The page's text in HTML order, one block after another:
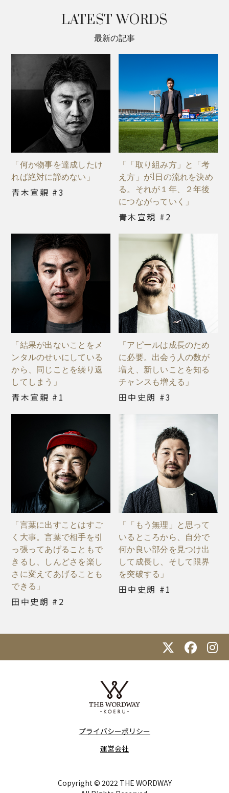
LATEST WORDS
最新の記事
「何か物事を達成したけ
れば絶対に諦めない」
青木宣親 #3
「「取り組み方」と「考
え方」が1日の流れを決め
る。それが１年、２年後
につながっていく」
青木宣親 #2
「結果が出ないことをメ
ンタルのせいにしている
から、同じことを繰り返
してしまう」
青木宣親 #1
「アピールは成長のため
に必要。出会う人の数が
増え、新しいことを知る
チャンスも増える」
田中史朗 #3
「言葉に出すことはすご
く大事。言葉で相手を引
っ張ってあげることもで
きるし、しんどさを楽し
さに変えてあげることも
できる」
田中史朗 #2
「「もう無理」と思って
いるところから、自分で
何か良い部分を見つけ出
して成長し、そして限界
を突破する」
田中史朗 #1
プライバシーポリシー
運営会社
Copyright © 2022 THE WORDWAY